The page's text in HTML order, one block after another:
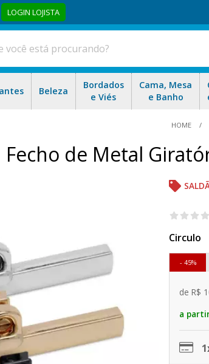
LOGIN LOJISTA
Beleza
Bordados
e Viés
Cama, Mesa
e Banho
HOME
Fecho de Metal
Circulo
de R$
a
45%